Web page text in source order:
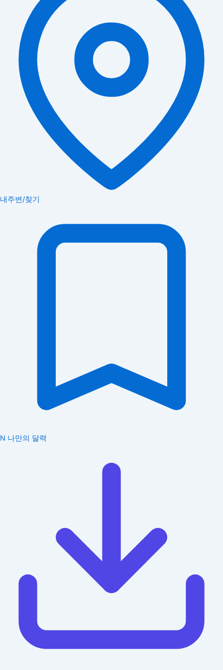
내주변/찾기
N 나만의 달력